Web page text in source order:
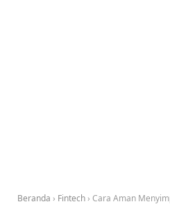
Beranda › Fintech › Cara Aman Menyimpan